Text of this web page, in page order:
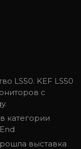
LS50. KEF LS50
с
категории
выставка